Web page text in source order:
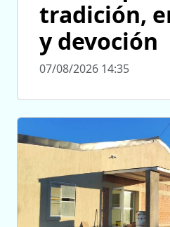
tradición,
y devoción
07/08/2026 14:35